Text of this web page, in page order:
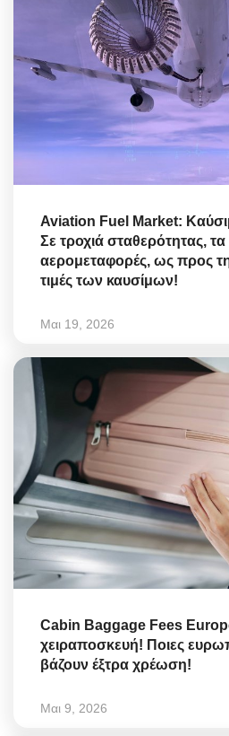
Aviation Fuel Market:
Σε τροχιά σταθερότητας, τα
αερομεταφορές, ως προς
τιμές των καυσίμων!
Μαι 19, 2026
Cabin Baggage Fees
χειραποσκευή! Ποιες
βάζουν έξτρα χρέωση!
Μαι 9, 2026